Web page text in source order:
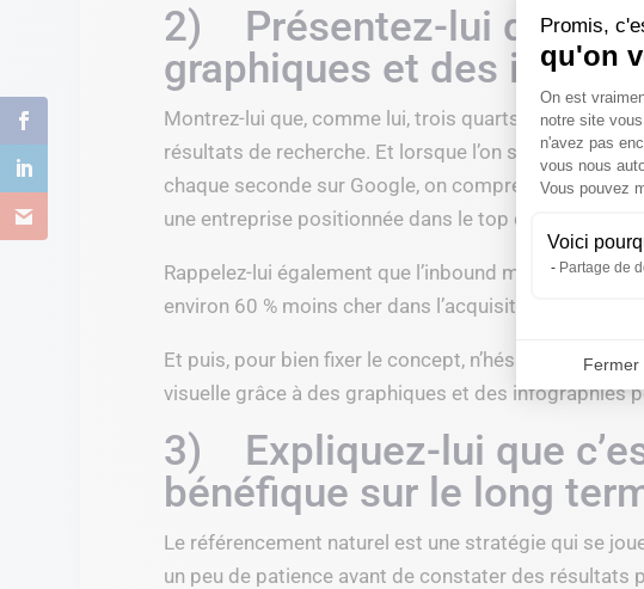
Promis,
qu'on
On est
notre site
n'avez pas
vous nous
Vous pouvez
Voici
Partage de
Fermer
2) Présentez-lui des
graphiques et des
Montrez-lui que, comme lui, trois quarts des
résultats de recherche. Et lorsque l’on sait que
chaque seconde sur Google, on comprend mieux le
une entreprise positionnée dans le top des résultats.
Rappelez-lui également que l’inbound marketing
environ 60 % moins cher dans l’acquisition de leads.
Et puis, pour bien fixer le concept, n’hésitez pas à lui
visuelle grâce à des graphiques et des infographies
3) Expliquez-lui que
bénéfique sur le long
Le référencement naturel est une stratégie qui se
un peu de patience avant de constater des résultats